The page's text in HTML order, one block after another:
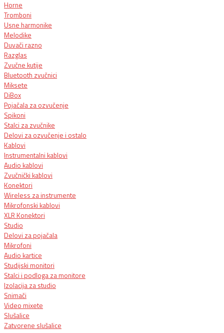
Horne
Tromboni
Usne harmonike
Melodike
Duvači razno
Razglas
Zvučne kutije
Bluetooth zvučnici
Miksete
DiBox
Pojačala za ozvučenje
Spikoni
Stalci za zvučnike
Delovi za ozvučenje i ostalo
Kablovi
Instrumentalni kablovi
Audio kablovi
Zvučnički kablovi
Konektori
Wireless za instrumente
Mikrofonski kablovi
XLR Konektori
Studio
Delovi za pojačala
Mikrofoni
Audio kartice
Studijski monitori
Stalci i podloga za monitore
Izolacija za studio
Snimači
Video mixete
Slušalice
Zatvorene slušalice